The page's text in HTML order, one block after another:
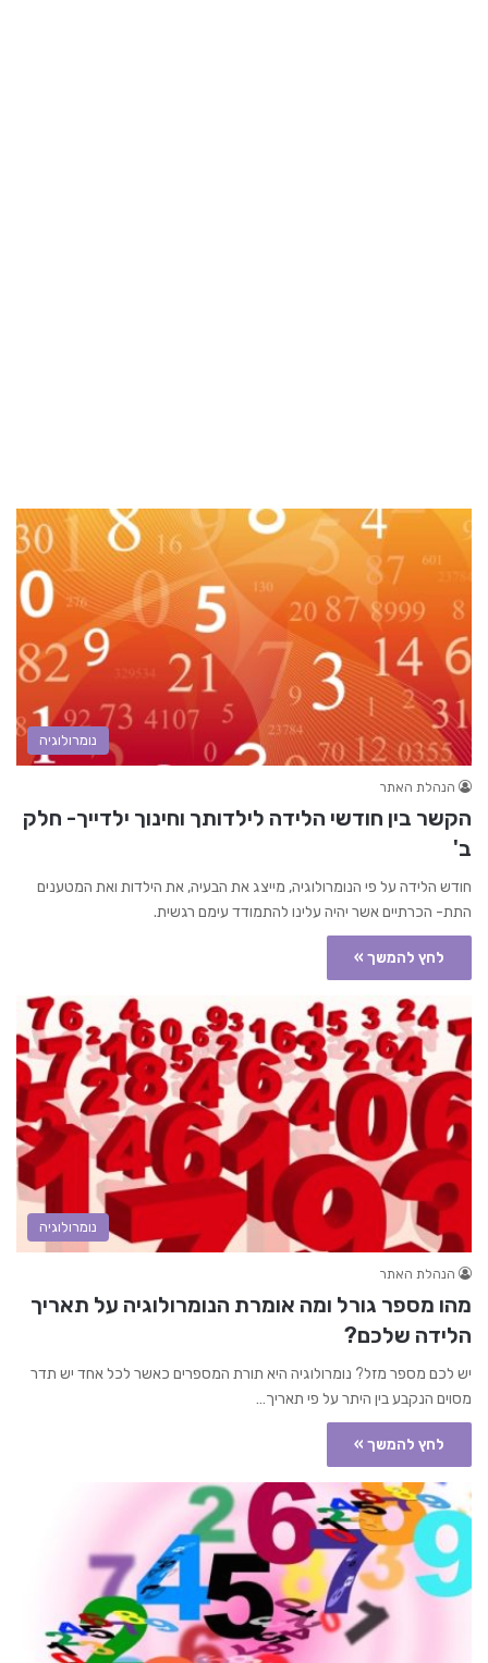
נומרולוגיה
הנהלת האתר
הקשר בין חודשי הלידה לילדותך וחינוך ילדייך- חלק
ב'
חודש הלידה על פי הנומרולוגיה, מייצג את הבעיה, את הילדות ואת המטענים
התת- הכרתיים אשר יהיה עלינו להתמודד עימם רגשית.
לחץ להמשך »
נומרולוגיה
הנהלת האתר
מהו מספר גורל ומה אומרת הנומרולוגיה על תאריך
הלידה שלכם?
יש לכם מספר מזל? נומרולוגיה היא תורת המספרים כאשר לכל אחד יש תדר
מסוים הנקבע בין היתר על פי תאריך…
לחץ להמשך »